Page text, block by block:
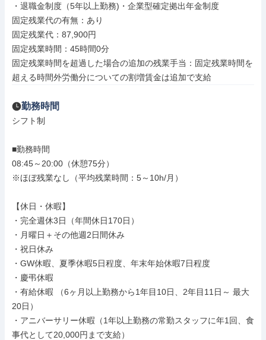
・退職金制度（5年以上勤務)・企業型確定拠出年金制度
固定残業代の有無：あり
固定残業代：87,900円
固定残業時間：45時間0分
固定残業時間を超過した場合の追加の残業手当：固定残業時間を
超える時間外労働分についての割増賃金は追加で支給
勤務時間
シフト制
■勤務時間
08:45～20:00（休憩75分）
※ほぼ残業なし（平均残業時間：5～10h/月）
【休日・休暇】
・完全週休3日（年間休日170日）
・月曜日＋その他週2日間休み
・祝日休み
・GW休暇、夏季休暇5日程度、年末年始休暇7日程度
・慶弔休暇
・有給休暇 （6ヶ月以上勤務から1年目10日、2年目11日～ 最大
20日）
・アニバーサリー休暇（1年以上勤務の常勤スタッフに年1回、食
事代として20,000円まで支給）